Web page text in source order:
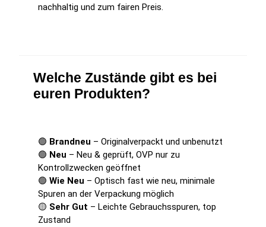
nachhaltig und zum fairen Preis.
Welche Zustände gibt es bei
euren Produkten?
🟢 Brandneu – Originalverpackt und unbenutzt
🟢 Neu – Neu & geprüft, OVP nur zu
Kontrollzwecken geöffnet
🟢 Wie Neu – Optisch fast wie neu, minimale
Spuren an der Verpackung möglich
🟡 Sehr Gut – Leichte Gebrauchsspuren, top
Zustand